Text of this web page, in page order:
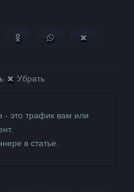
в TelegramВКонтакте
Поделиться в
Поделиться в
Убрать
- это трафик вам или
в статье.